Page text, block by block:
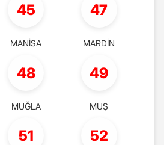
45
MANİSA
47
MARDİN
48
MUĞLA
49
MUŞ
51 52